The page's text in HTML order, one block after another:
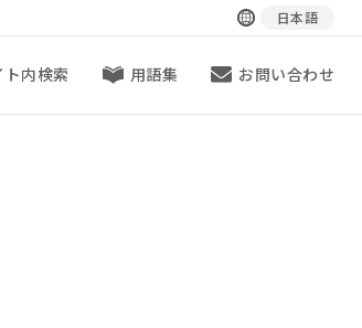
日本語
ト内検索 用語集 お問い合わせ